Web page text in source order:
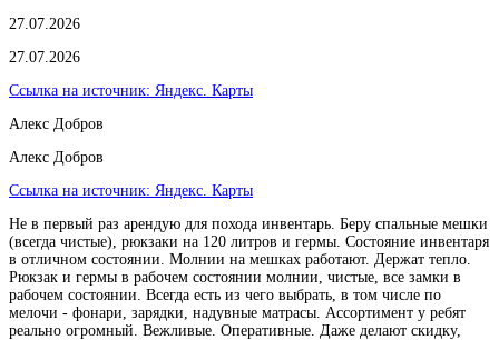
27.07.2026
27.07.2026
Ссылка на источник: Яндекс. Карты
Алекс Добров
Алекс Добров
Ссылка на источник: Яндекс. Карты
Не в первый раз арендую для похода инвентарь. Беру спальные мешки
(всегда чистые), рюкзаки на 120 литров и гермы. Состояние инвентаря
в отличном состоянии. Молнии на мешках работают. Держат тепло.
Рюкзак и гермы в рабочем состоянии молнии, чистые, все замки в
рабочем состоянии. Всегда есть из чего выбрать, в том числе по
мелочи - фонари, зарядки, надувные матрасы. Ассортимент у ребят
реально огромный. Вежливые. Оперативные. Даже делают скидку,